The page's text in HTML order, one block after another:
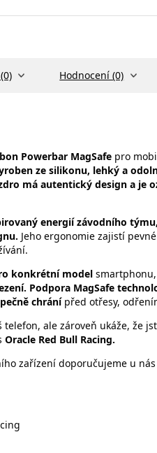
Hodnocení (0)
Powerbar MagSafe pro
ze silikonu, lehký a
má autentický design a je
energií závodního
Jeho ergonomie zajistí
konkrétní model
Podpora MagSafe
chránípřed otřesy,
ale zároveň ukáže, že
Oracle Red Bull Racing.
zařízení doporučujeme u